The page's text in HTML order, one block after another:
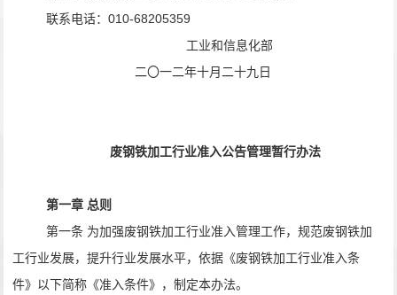
联系电话： 010-68205359
工业和信息化部
二〇一二年十月二十九日
废钢铁加工行业准入公告管理暂行办法
第一章 总则
第一条 为加强废钢铁加工行业准入管理工作，规范废钢铁加
工行业发展，提升行业发展水平，依据《废钢铁加工行业准入条
件》以下简称《准入条件》，制定本办法。